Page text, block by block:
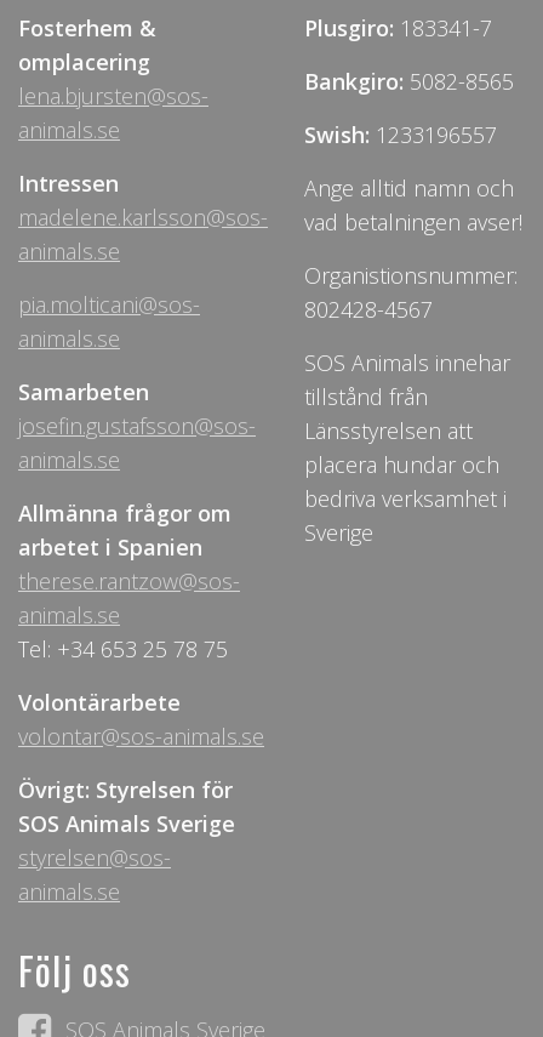
Fosterhem &
omplacering
lena.bjursten@sos-
animals.se
Intressen
madelene.karlsson@sos-
animals.se
pia.molticani@sos-
animals.se
Samarbeten
josefin.gustafsson@sos-
animals.se
Allmänna frågor om
arbetet i Spanien
therese.rantzow@sos-
animals.se
Tel: +34 653 25 78 75
Volontärarbete
volontar@sos-animals.se
Övrigt: Styrelsen för
SOS Animals Sverige
styrelsen@sos-
animals.se
Plusgiro: 183341-7
Bankgiro: 5082-8565
Swish: 1233196557
Ange alltid namn och
vad betalningen avser!
Organistionsnummer:
802428-4567
SOS Animals innehar
tillstånd från
Länsstyrelsen att
placera hundar och
bedriva verksamhet i
Sverige
Följ oss
SOS Animals Sverige